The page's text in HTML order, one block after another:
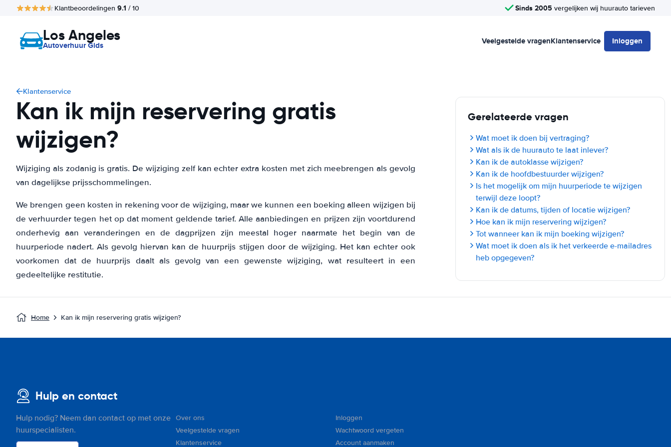
Klantbeoordelingen 9.1 / 10 Sinds 2005 vergelijken wij huurauto tarieven
Los Angeles
Autoverhuur Gids Veelgestelde vragenKlantenservice Inloggen
Klantenservice
Kan ik mijn reservering gratis
wijzigen?
Wijziging als zodanig is gratis. De wijziging zelf kan echter extra kosten met zich meebrengen als gevolg
van dagelijkse prijsschommelingen.
We brengen geen kosten in rekening voor de wijziging, maar we kunnen een boeking alleen wijzigen bij
de verhuurder tegen het op dat moment geldende tarief. Alle aanbiedingen en prijzen zijn voortdurend
onderhevig aan veranderingen en de dagprijzen zijn meestal hoger naarmate het begin van de
huurperiode nadert. Als gevolg hiervan kan de huurprijs stijgen door de wijziging. Het kan echter ook
voorkomen dat de huurprijs daalt als gevolg van een gewenste wijziging, wat resulteert in een
gedeeltelijke restitutie.
Gerelateerde vragen
Wat moet ik doen bij vertraging?
Wat als ik de huurauto te laat inlever?
Kan ik de autoklasse wijzigen?
Kan ik de hoofdbestuurder wijzigen?
Is het mogelijk om mijn huurperiode te wijzigen
terwijl deze loopt?
Kan ik de datums, tijden of locatie wijzigen?
Hoe kan ik mijn reservering wijzigen?
Tot wanneer kan ik mijn boeking wijzigen?
Wat moet ik doen als ik het verkeerde e-mailadres
heb opgegeven?
Home Kan ik mijn reservering gratis wijzigen?
Hulp en contact
Hulp nodig? Neem dan contact op met onze
huurspecialisten.
Over ons
Veelgestelde vragen
Klantenservice
Inloggen
Wachtwoord vergeten
Account aanmaken